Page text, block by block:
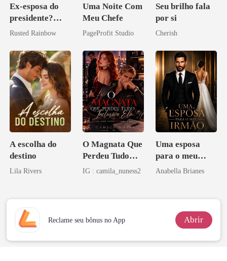
Ex-esposa do
presidente?
Preciosa
família
mafiosa!
Rusted Rainbow
Uma Noite Com
Meu Chefe
PageProfit Studio
Seu brilho fala
por si
Cherish
A escolha do
destino
Lila Rivers
O Magnata Que
Perdeu Tudo
Inclusive Ela
IG : camila_nuness2
Uma esposa
para o meu
irmão
Anabella Brianes
Reclame seu bônus no App Abrir